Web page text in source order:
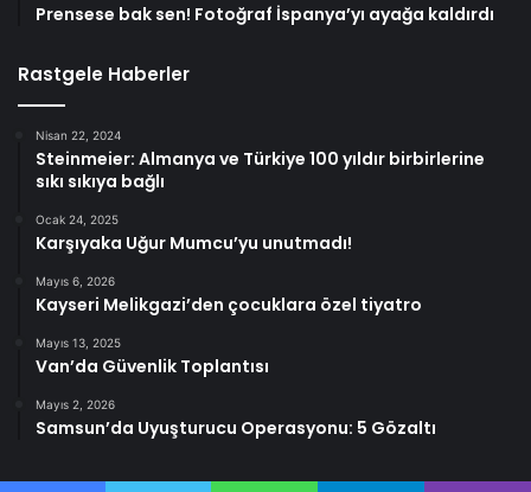
Prensese bak sen! Fotoğraf İspanya’yı ayağa kaldırdı
Rastgele Haberler
Nisan 22, 2024
Steinmeier: Almanya ve Türkiye 100 yıldır birbirlerine
sıkı sıkıya bağlı
Ocak 24, 2025
Karşıyaka Uğur Mumcu’yu unutmadı!
Mayıs 6, 2026
Kayseri Melikgazi’den çocuklara özel tiyatro
Mayıs 13, 2025
Van’da Güvenlik Toplantısı
Mayıs 2, 2026
Samsun’da Uyuşturucu Operasyonu: 5 Gözaltı